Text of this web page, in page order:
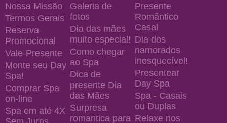
Nossa Missão
Termos Gerais
Reserva
Promocional
Vale-Presente
Monte seu Day
Spa!
Comprar Spa
on-line
Spa em até 4X
Galeria de
fotos
Dia das mães
muito especial!
Como chegar
ao Spa
Dica de
presente Dia
das Mães
Surpresa
romantica para
Presente
Romântico
Casal
Dia dos
namorados
inesquecível!
Presentear
Day Spa
Spa - Casais
ou Duplas
Relaxe nos